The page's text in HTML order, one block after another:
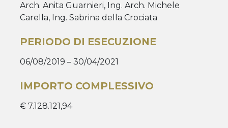
Arch. Anita Guarnieri, Ing. Arch. Michele
Carella, Ing. Sabrina della Crociata
PERIODO DI ESECUZIONE
06/08/2019 – 30/04/2021
IMPORTO COMPLESSIVO
€ 7.128.121,94